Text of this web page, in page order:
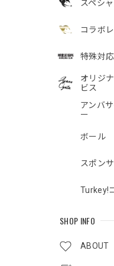
スペシ
コラボ
特殊対
オリジ
ビス
アンバ
ー
ボール
スポン
Turkey!
SHOP INFO
ABOUT